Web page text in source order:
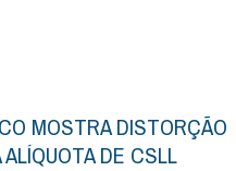
MOSTRA DISTORÇÃO
DE CSLL